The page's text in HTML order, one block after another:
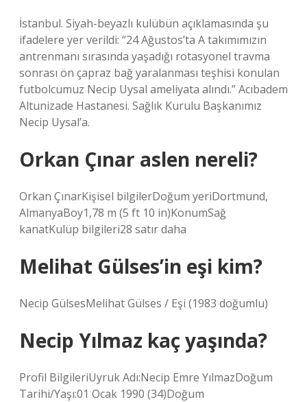
İstanbul. Siyah-beyazlı kulübün açıklamasında şu
ifadelere yer verildi: “24 Ağustos’ta A takımımızın
antrenmanı sırasında yaşadığı rotasyonel travma
sonrası ön çapraz bağ yaralanması teşhisi konulan
futbolcumuz Necip Uysal ameliyata alındı.” Acıbadem
Altunizade Hastanesi. Sağlık Kurulu Başkanımız
Necip Uysal’a.
Orkan Çınar aslen nereli?
Orkan ÇınarKişisel bilgilerDoğum yeriDortmund,
AlmanyaBoy1,78 m (5 ft 10 in)KonumSağ
kanatKulüp bilgileri28 satır daha
Melihat Gülses’in eşi kim?
Necip GülsesMelihat Gülses / Eşi (1983 doğumlu)
Necip Yılmaz kaç yaşında?
Profil BilgileriUyruk Adı:Necip Emre YılmazDoğum
Tarihi/Yaşı:01 Ocak 1990 (34)Doğum